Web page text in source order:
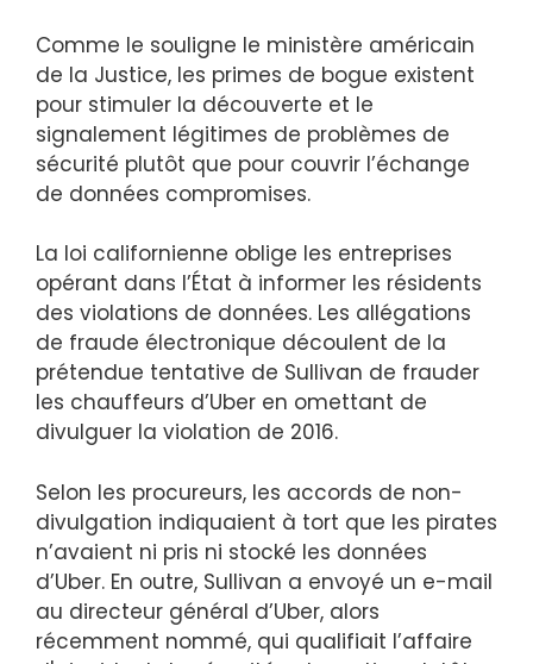
Comme le souligne le ministère américain
de la Justice, les primes de bogue existent
pour stimuler la découverte et le
signalement légitimes de problèmes de
sécurité plutôt que pour couvrir l’échange
de données compromises.
La loi californienne oblige les entreprises
opérant dans l’État à informer les résidents
des violations de données. Les allégations
de fraude électronique découlent de la
prétendue tentative de Sullivan de frauder
les chauffeurs d’Uber en omettant de
divulguer la violation de 2016.
Selon les procureurs, les accords de non-
divulgation indiquaient à tort que les pirates
n’avaient ni pris ni stocké les données
d’Uber. En outre, Sullivan a envoyé un e-mail
au directeur général d’Uber, alors
récemment nommé, qui qualifiait l’affaire